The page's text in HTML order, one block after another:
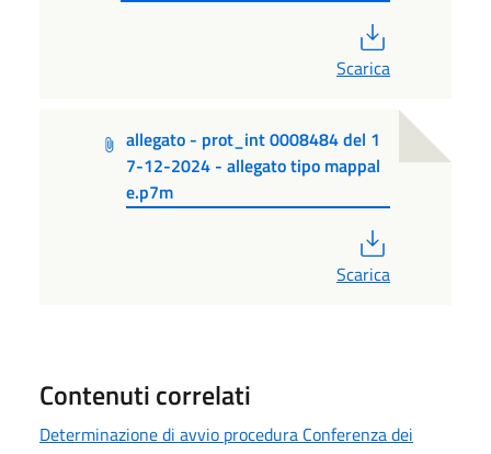
Scarica
allegato - prot_int 0008484 del 1
7-12-2024 - allegato tipo mappal
e.p7m
Scarica
Contenuti correlati
Determinazione di avvio procedura Conferenza dei